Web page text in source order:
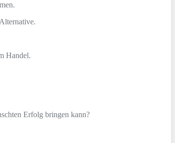
Handel.
Erfolg bringen kann?